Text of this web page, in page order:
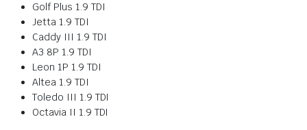
Golf Plus 1.9 TDI
Jetta 1.9 TDI
Caddy III 1.9 TDI
A3 8P 1.9 TDI
Leon 1P 1.9 TDI
Altea 1.9 TDI
Toledo III 1.9 TDI
Octavia II 1.9 TDI